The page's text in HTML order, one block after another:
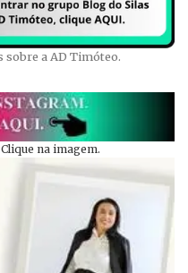
a AD Timóteo.
na imagem.